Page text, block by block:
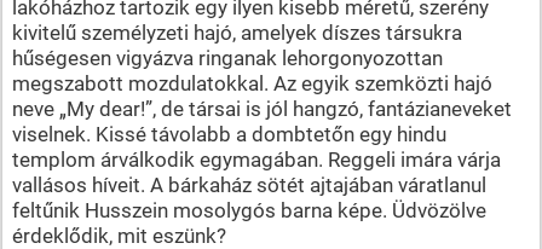
lakóházhoz tartozik egy ilyen kisebb méretű, szerény
kivitelű személyzeti hajó, amelyek díszes társukra
hűségesen vigyázva ringanak lehorgonyozottan
megszabott mozdulatokkal. Az egyik szemközti hajó
neve „My dear!”, de társai is jól hangzó, fantázianeveket
viselnek. Kissé távolabb a dombtetőn egy hindu
templom árválkodik egymagában. Reggeli imára várja
vallásos híveit. A bárkaház sötét ajtajában váratlanul
feltűnik Husszein mosolygós barna képe. Üdvözölve
érdeklődik, mit eszünk?